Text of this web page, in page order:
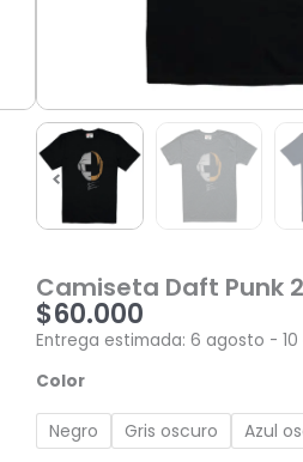
Camiseta Daft Punk 2
$60.000
Entrega estimada: 6 agosto -
Color
Negro Gris oscuro Azul
Camiseta
Punk
2